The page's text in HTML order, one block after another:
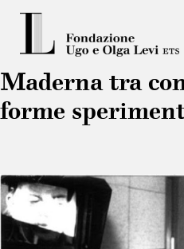
Maderna tra
forme